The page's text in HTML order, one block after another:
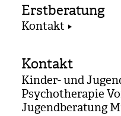
Erstberatung
Kontakt
Kontakt
Kinder- und
Psychotherapie
Jugendberatung